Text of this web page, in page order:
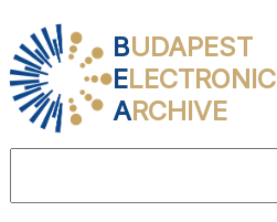
BUDAPEST
ELECTRONIC
ARCHIVE